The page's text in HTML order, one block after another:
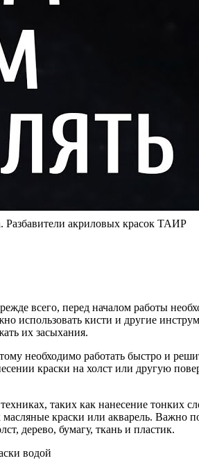
Разбавители акриловых красок ТАИР
всего, перед началом работы
использовать кисти и другие
их засыхания.
необходимо работать быстро и
краски на холст или другую
таких как нанесение тонких
краски или акварель.
дерево, бумагу, ткань и пластик.